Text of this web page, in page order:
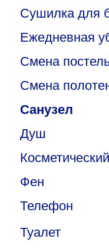
Сушилка для
Ежедневная
Cмена
Смена
Санузел
Душ
Фен
Телефон
Туалет